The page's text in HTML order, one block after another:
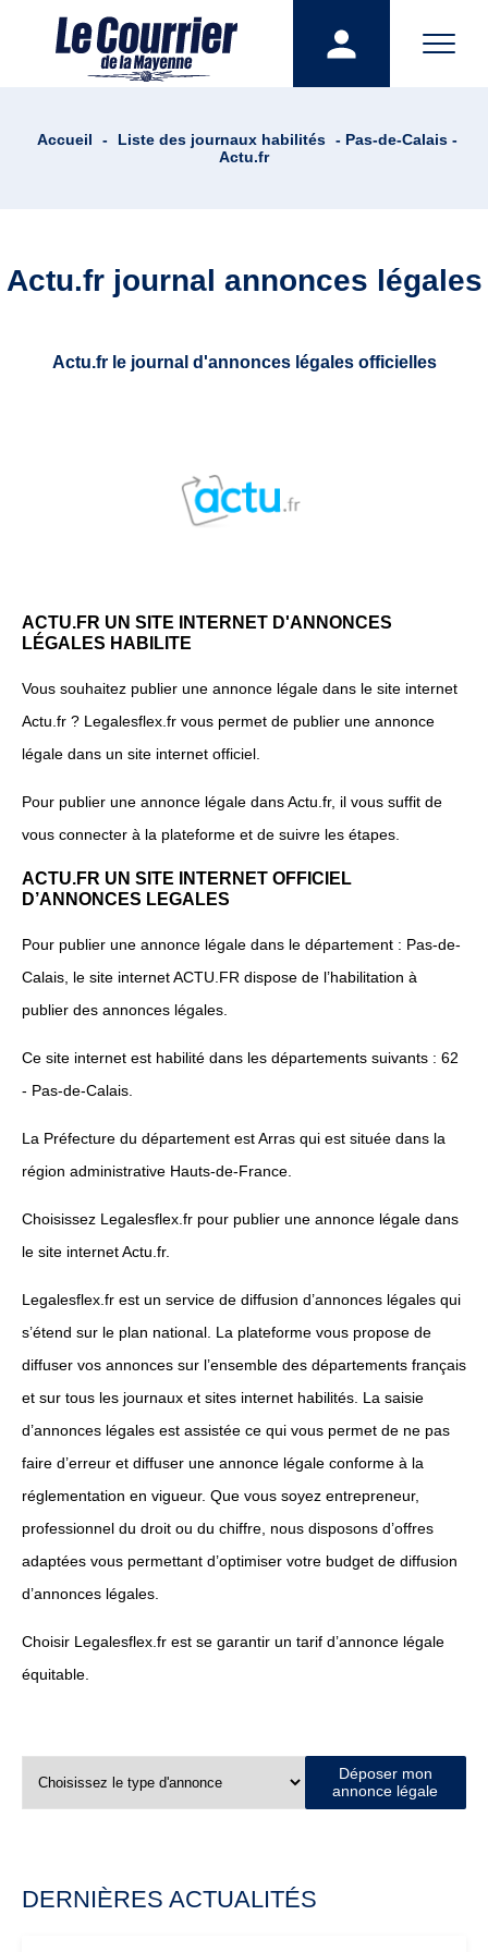
Accueil - Liste des journaux habilités - Pas-de-Calais -
Actu.fr
Actu.fr journal annonces légales
Actu.fr le journal d'annonces légales officielles
ACTU.FR UN SITE INTERNET D'ANNONCES
LÉGALES HABILITE
Vous souhaitez publier une annonce légale dans le site internet
Actu.fr ? Legalesflex.fr vous permet de publier une annonce
légale dans un site internet officiel.
Pour publier une annonce légale dans Actu.fr, il vous suffit de
vous connecter à la plateforme et de suivre les étapes.
ACTU.FR UN SITE INTERNET OFFICIEL
D’ANNONCES LEGALES
Pour publier une annonce légale dans le département : Pas-de-
Calais, le site internet ACTU.FR dispose de l’habilitation à
publier des annonces légales.
Ce site internet est habilité dans les départements suivants : 62
- Pas-de-Calais.
La Préfecture du département est Arras qui est située dans la
région administrative Hauts-de-France.
Choisissez Legalesflex.fr pour publier une annonce légale dans
le site internet Actu.fr.
Legalesflex.fr est un service de diffusion d’annonces légales qui
s’étend sur le plan national. La plateforme vous propose de
diffuser vos annonces sur l’ensemble des départements français
et sur tous les journaux et sites internet habilités. La saisie
d’annonces légales est assistée ce qui vous permet de ne pas
faire d’erreur et diffuser une annonce légale conforme à la
réglementation en vigueur. Que vous soyez entrepreneur,
professionnel du droit ou du chiffre, nous disposons d’offres
adaptées vous permettant d’optimiser votre budget de diffusion
d’annonces légales.
Choisir Legalesflex.fr est se garantir un tarif d’annonce légale
équitable.
Déposer mon
annonce légale
DERNIÈRES ACTUALITÉS